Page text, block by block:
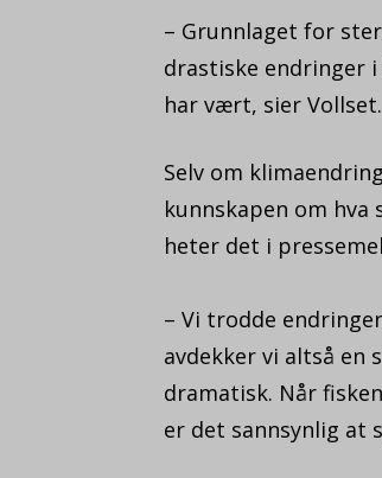
– Grunnlaget for
drastiske endringer
har vært, sier Vollset.
Selv om
kunnskapen om
heter det i
– Vi trodde
avdekker vi altså
dramatisk. Når
er det sannsynlig at